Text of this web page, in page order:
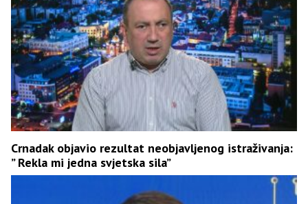
Crnadak objavio rezultat neobjavljenog istraživanja:
” Rekla mi jedna svjetska sila”